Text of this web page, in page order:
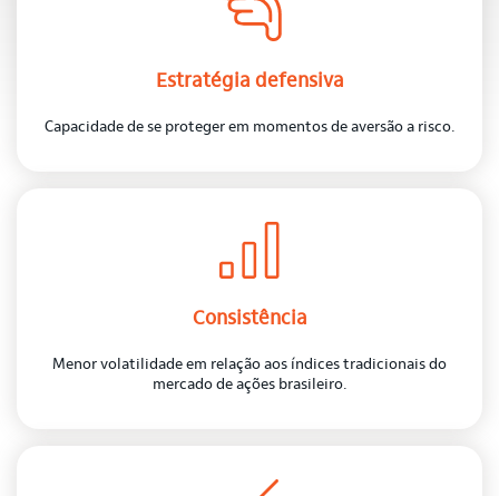
Estratégia defensiva
Capacidade de se proteger em momentos de aversão a risco.
Consistência
Menor volatilidade em relação aos índices tradicionais do
mercado de ações brasileiro.